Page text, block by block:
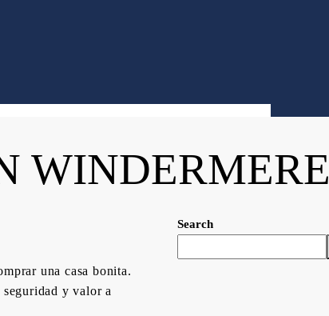
WINDERMERE
una casa bonita.
y valor a
Search